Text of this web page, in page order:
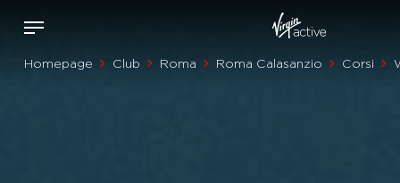
Homepage Club Roma Roma Calasanzio Corsi